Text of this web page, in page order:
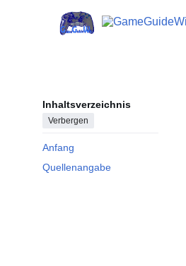
Hauptmenü
Inhaltsverzeichnis
Verbergen
Anfang
Quellenangabe